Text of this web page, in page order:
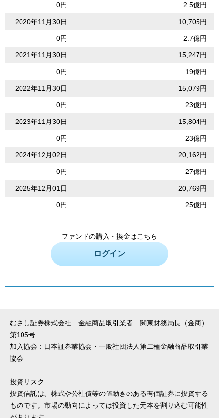
0円 2.5億円
2020年11月30日 10,705円
0円 2.7億円
2021年11月30日 15,247円
0円 19億円
2022年11月30日 15,079円
0円 23億円
2023年11月30日 15,804円
0円 23億円
2024年12月02日 20,162円
0円 27億円
2025年12月01日 20,769円
0円 25億円
ファンドの購入・換金はこちら
ログイン
むさし証券株式会社 金融商品取引業者 関東財務局長（金商）
第105号
加入協会：日本証券業協会・一般社団法人第二種金融商品取引業
協会
投資リスク
投資信託は、株式や公社債等の値動きのある有価証券に投資する
ものです。市場の動向によっては投資した元本を割り込む可能性